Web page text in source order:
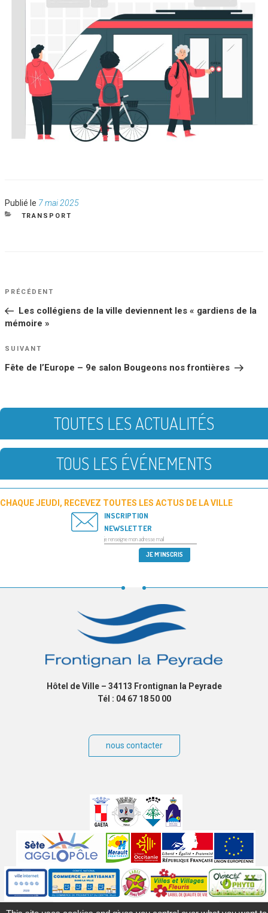
Publié le Publié
le
7 mai 2025
CATÉGORIES
TRANSPORT
NAVIGATION
DE
L’ARTICLE
Article
PRÉCÉDENT
Les collégiens de la ville deviennent les « gardiens de la
mémoire »
Article
SUIVANT
Fête de l’Europe – 9e salon Bougeons nos frontières
TOUTES LES ACTUALITÉS
TOUS LES ÉVÉNEMENTS
CHAQUE JEUDI, RECEVEZ TOUTES LES ACTUS DE LA VILLE
INSCRIPTION
NEWSLETTER
Hôtel de Ville – 34113 Frontignan la Peyrade
Tél : 04 67 18 50 00
nous contacter
partenaires
Labels
Autres